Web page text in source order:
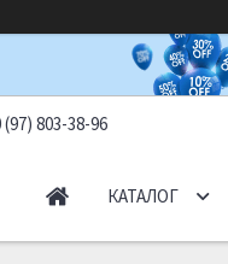
(97) 803-38-96
КАТАЛОГ